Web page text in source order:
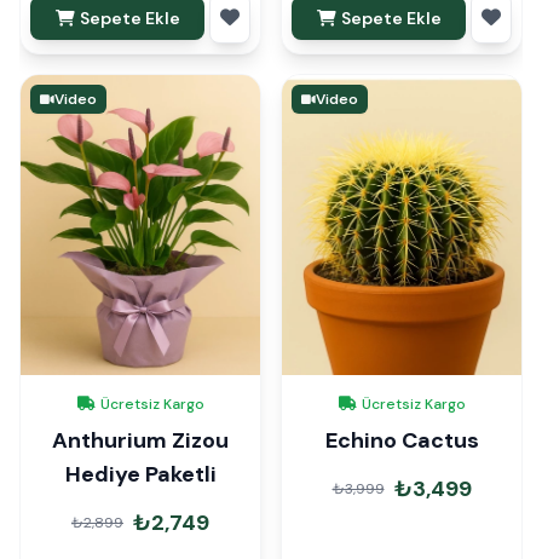
Sepete Ekle Sepete Ekle
Video
Ücretsiz Kargo
Anthurium Zizou
Hediye Paketli
₺2,899 ₺2,749
Video
Ücretsiz Kargo
Echino Cactus
₺3,999 ₺3,499